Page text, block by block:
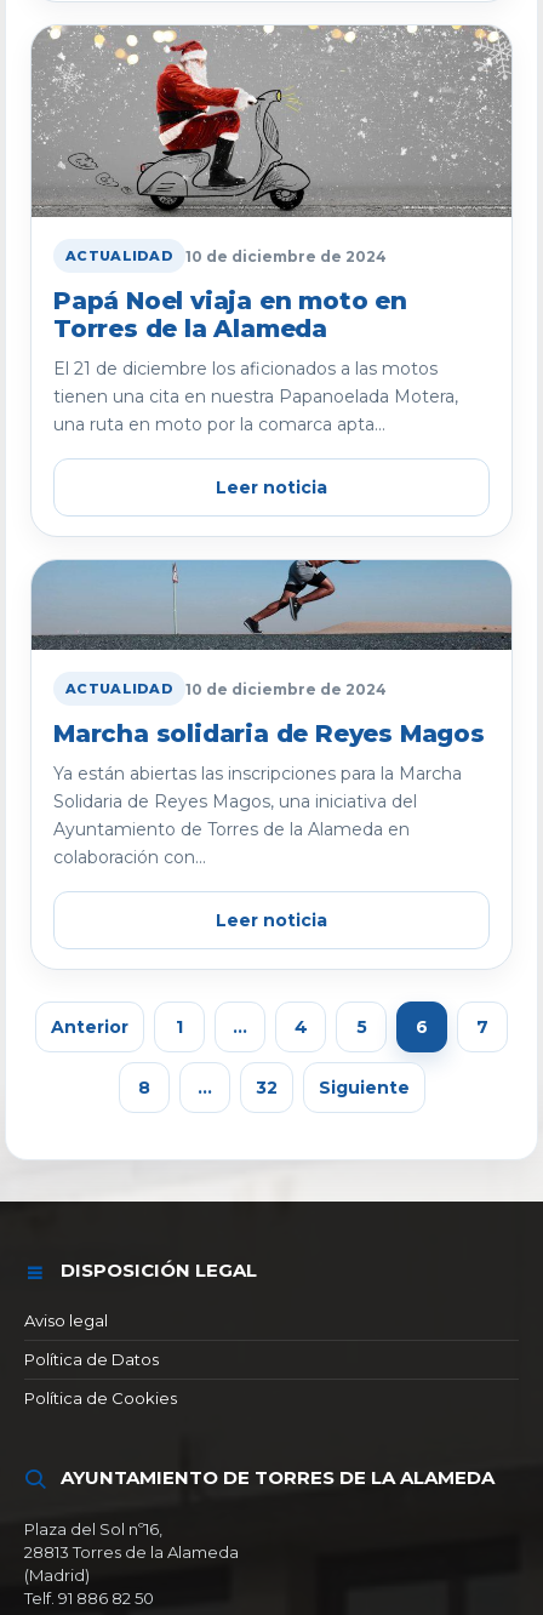
ACTUALIDAD 10 de diciembre de 2024
Papá Noel viaja en moto en
Torres de la Alameda
El 21 de diciembre los aficionados a las motos
tienen una cita en nuestra Papanoelada Motera,
una ruta en moto por la comarca apta...
Leer noticia
ACTUALIDAD 10 de diciembre de 2024
Marcha solidaria de Reyes Magos
Ya están abiertas las inscripciones para la Marcha
Solidaria de Reyes Magos, una iniciativa del
Ayuntamiento de Torres de la Alameda en
colaboración con...
Leer noticia
Anterior 1 … 4 5 6 7
8 … 32 Siguiente
DISPOSICIÓN LEGAL
Aviso legal
Política de Datos
Política de Cookies
AYUNTAMIENTO DE TORRES DE LA ALAMEDA
Plaza del Sol nº16,
28813 Torres de la Alameda
(Madrid)
Telf. 91 886 82 50